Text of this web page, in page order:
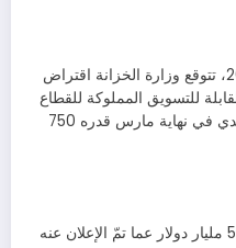
خلال الربع من يناير إلى مارس 2024، تتوقع وزارة الخزانة اقتراض
للتسويق المملوكة للقطاع
الخاص، على افتراض وجود رصيد نقدي في نهاية مارس قدره 750
وتتراجع تقديرات الاقتراض بمقدار 55 مليار دولار عما تمّ الإعلان عنه